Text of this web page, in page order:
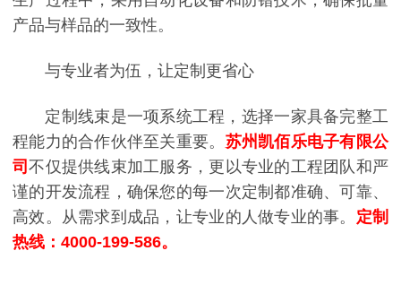
产品与样品的一致性。
与专业者为伍，让定制更省心
定制线束是一项系统工程，选择一家具备完整工
程能力的合作伙伴至关重要。 苏州凯佰乐电子有限公
司不仅提供线束加工服务，更以专业的工程团队和严
谨的开发流程，确保您的每一次定制都准确、可靠、
高效。从需求到成品，让专业的人做专业的事。 定制
热线：4000-199-586。